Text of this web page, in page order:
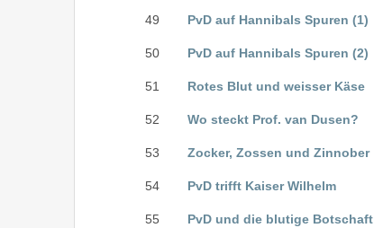
49 PvD auf Hannibals Spuren (1)
50 PvD auf Hannibals Spuren (2)
51 Rotes Blut und weisser Käse
52 Wo steckt Prof. van Dusen?
53 Zocker, Zossen und Zinnober
54 PvD trifft Kaiser Wilhelm
55 PvD und die blutige Botschaft